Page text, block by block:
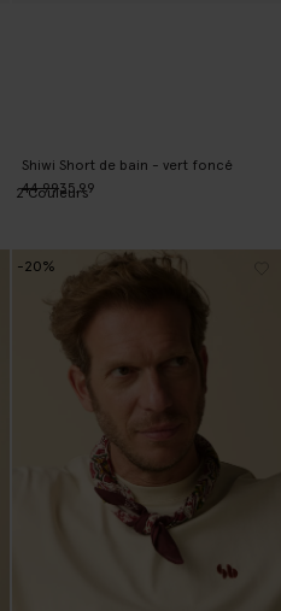
Shiwi Short de bain - vert foncé
44.9935.99
2Couleurs
-20%